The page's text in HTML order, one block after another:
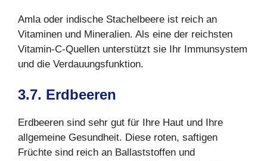
Amla oder indische Stachelbeere ist reich an
Vitaminen und Mineralien. Als eine der reichsten
Vitamin-C-Quellen unterstützt sie Ihr Immunsystem
und die Verdauungsfunktion.
3.7. Erdbeeren
Erdbeeren sind sehr gut für Ihre Haut und Ihre
allgemeine Gesundheit. Diese roten, saftigen
Früchte sind reich an Ballaststoffen und